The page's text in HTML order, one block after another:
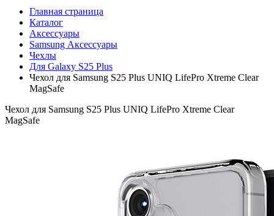
Главная страница
Каталог
Аксессуары
Samsung Аксессуары
Чехлы
Для Galaxy S25 Plus
Чехол для Samsung S25 Plus UNIQ LifePro Xtreme Clear
MagSafe
Чехол для Samsung S25 Plus UNIQ LifePro Xtreme Clear
MagSafe